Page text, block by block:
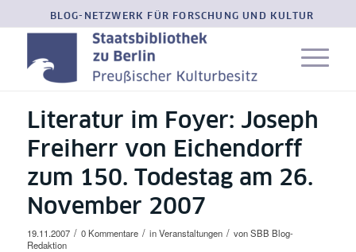
BLOG-NETZWERK FÜR FORSCHUNG UND KULTUR
Literatur im Foyer: Joseph
Freiherr von Eichendorff
zum 150. Todestag am 26.
November 2007
19.11.2007 / 0 Kommentare / inVeranstaltungen / vonSBB Blog-
Redaktion